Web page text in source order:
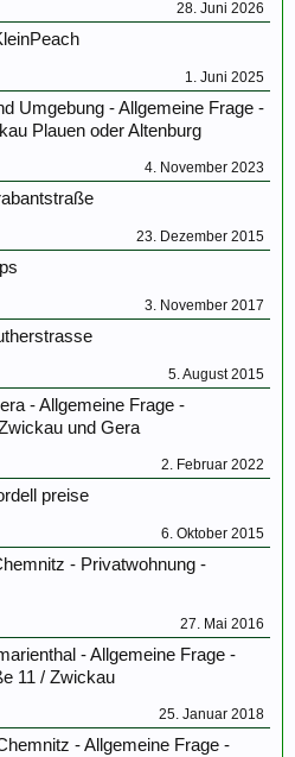
28. Juni 2026
1. Juni 2025
Umgebung - Allgemeine Frage -
Plauen oder Altenburg
4. November 2023
23. Dezember 2015
3. November 2017
5. August 2015
- Allgemeine Frage -
und Gera
2. Februar 2022
preise
6. Oktober 2015
- Privatwohnung -
27. Mai 2016
- Allgemeine Frage -
11 / Zwickau
25. Januar 2018
- Allgemeine Frage -